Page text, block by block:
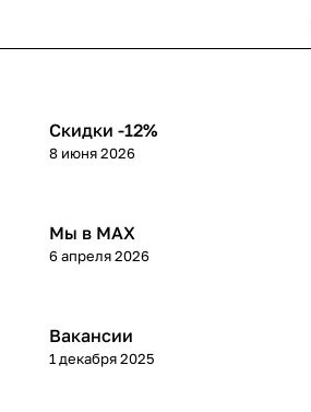
Скидки -12%
8 июня 2026
Мы в МАХ
6 апреля 2026
Вакансии
1 декабря 2025